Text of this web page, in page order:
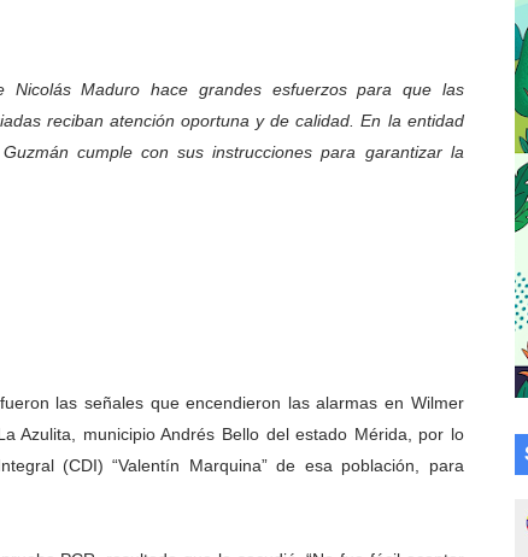
la transformación del hospital Sor Juana Inés
gaita de tambora con Fundecem
sus avances en visita del Consejo Legislativo
celebra Semana Internacional de la Lactancia Materna
en El Vigía con microcréditos a emprendedores y
bacheo en el sector La Montañita
Nicolás Maduro hace grandes esfuerzos para que las
reciban atención oportuna y de calidad. En la entidad
cumple con sus instrucciones para garantizar la
las señales que encendieron las alarmas en Wilmer
Azulita, municipio Andrés Bello del estado Mérida, por lo
(CDI) “Valentín Marquina” de esa población, para